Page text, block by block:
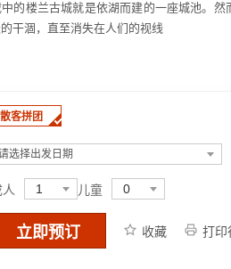
的楼兰古城就是依湖而建的一座城池。
干涸，直至消失在人们的视线
散客拼团
选择出发日期
1 儿童 0
立即预订 收藏 打印